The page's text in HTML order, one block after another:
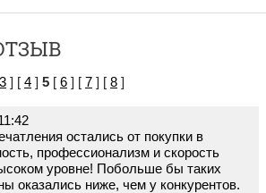
3 ] [ 4 ] 5 [ 6 ] [ 7 ] [ 8 ]
остались от покупки в
профессионализм и скорость
уровне! Побольше бы таких
оказались ниже, чем у конкурентов.